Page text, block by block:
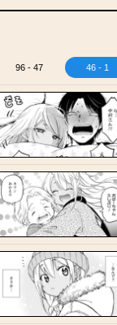
96 - 47 46 - 1